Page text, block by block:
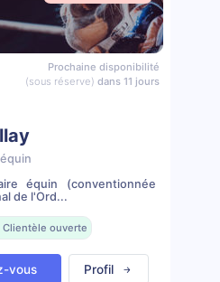
Prochaine disponibilité
(sous réserve) dans 11 jours
équin (conventionnée
de l'Ord...
Clientèle ouverte
vous Profil